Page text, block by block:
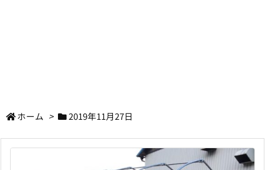
ホーム > 2019年11月27日